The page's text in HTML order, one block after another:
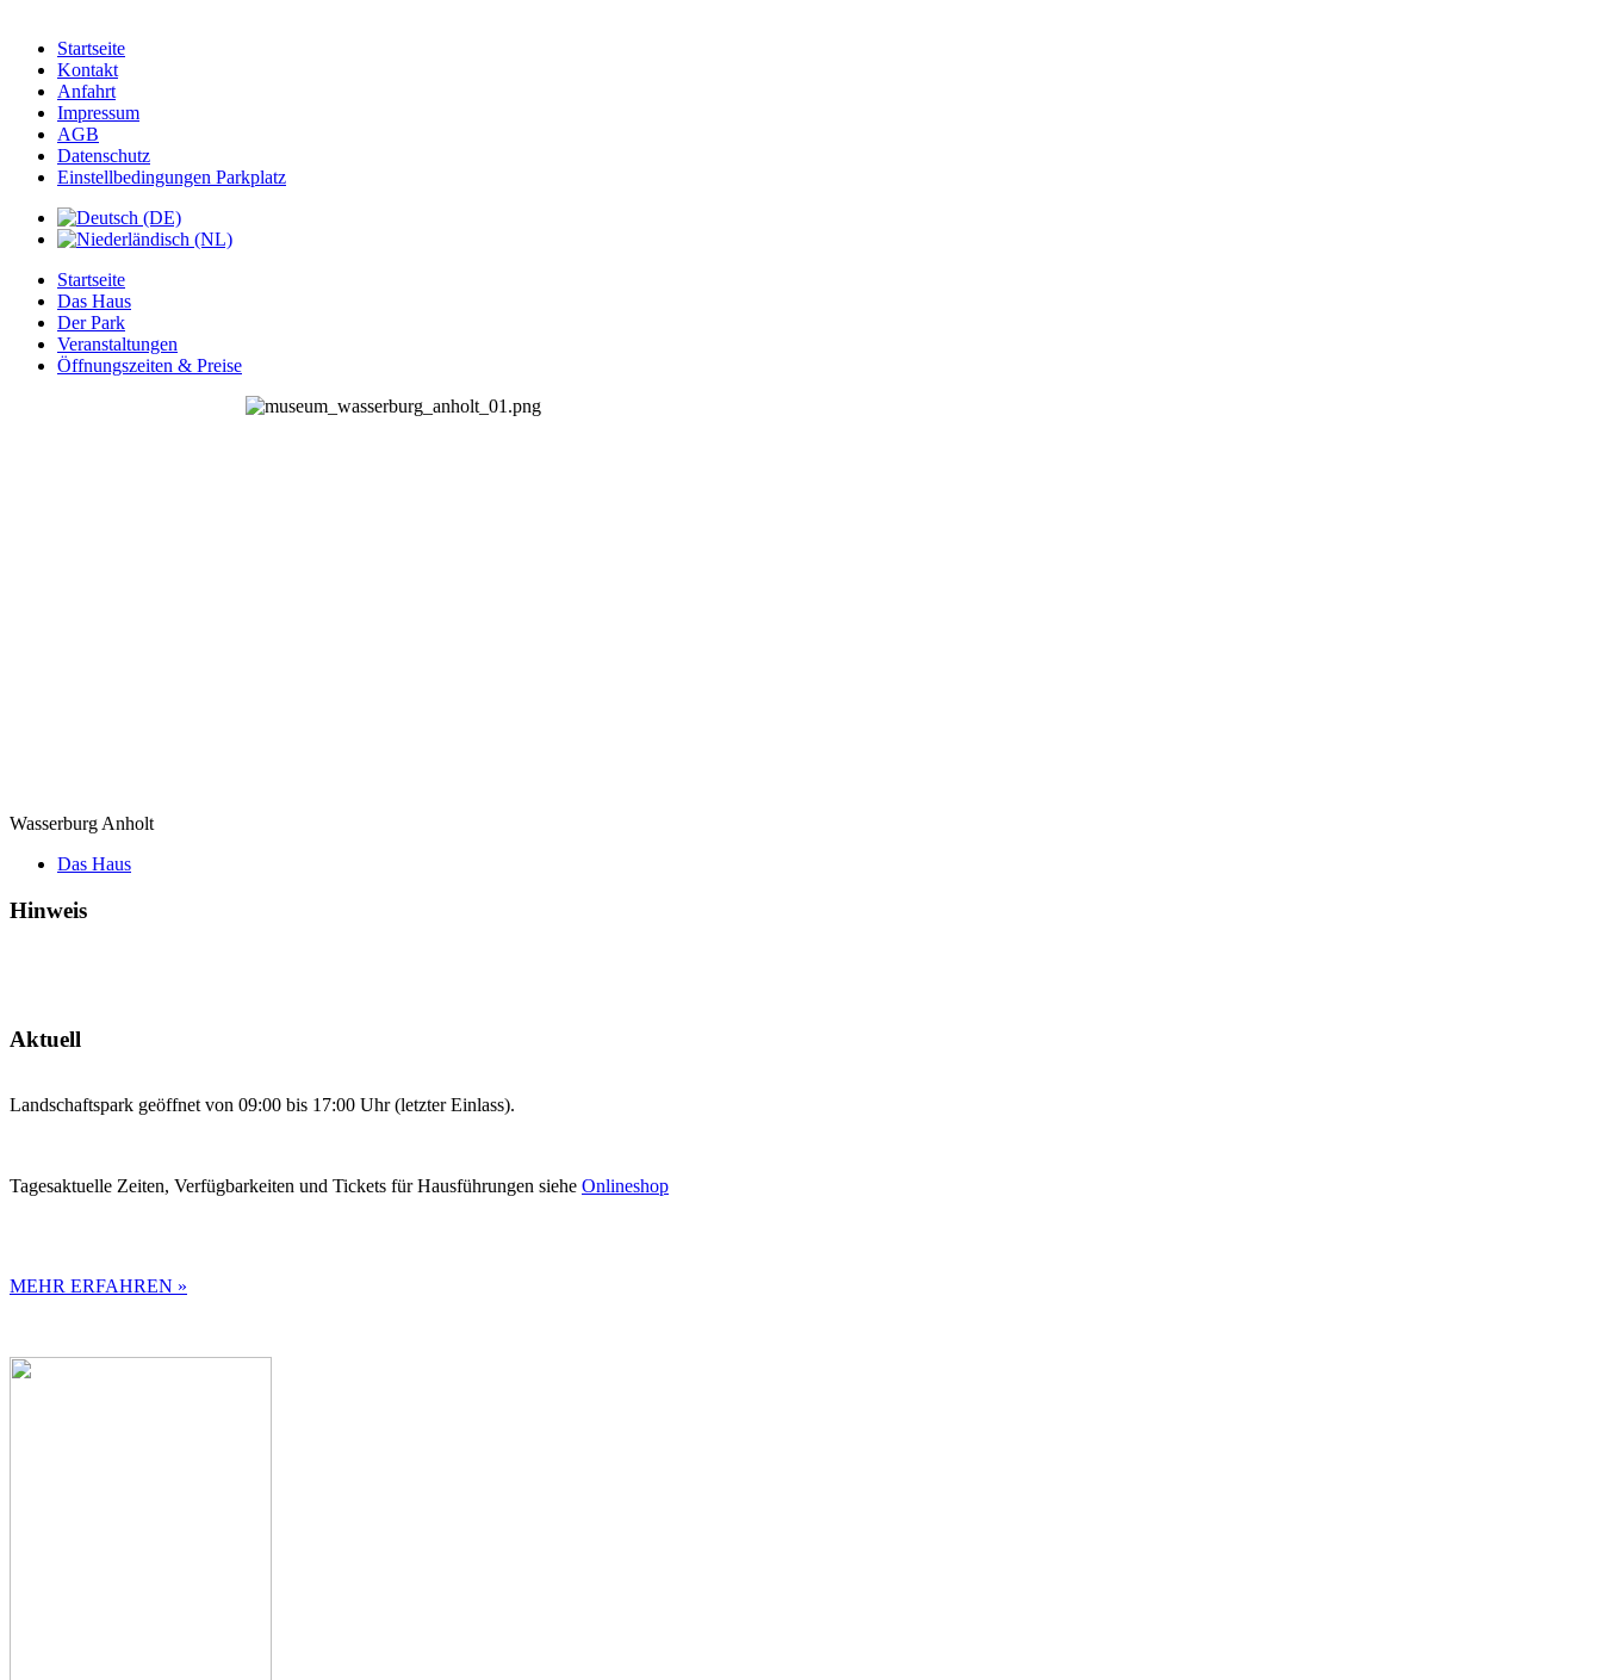
Startseite
Kontakt
Anfahrt
Impressum
AGB
Datenschutz
Einstellbedingungen Parkplatz
Startseite
Das Haus
Der Park
Veranstaltungen
Öffnungszeiten & Preise
Wasserburg Anholt
Das Haus
Hinweis
Aktuell
Landschaftspark geöffnet von 09:00 bis 17:00 Uhr (letzter Einlass).
Tagesaktuelle Zeiten, Verfügbarkeiten und Tickets für Hausführungen siehe Onlineshop
MEHR ERFAHREN »